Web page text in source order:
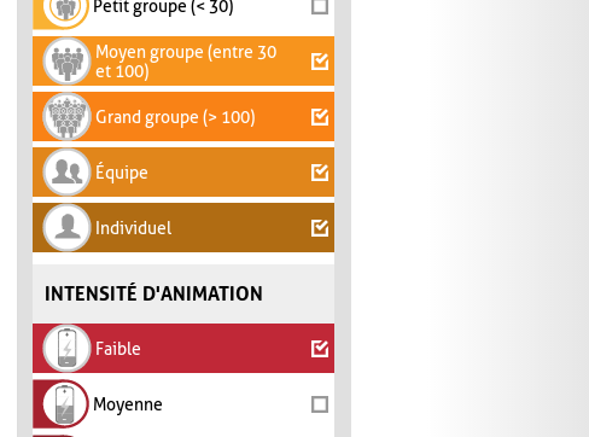
Petit groupe (< 30)
Moyen groupe (entre 30
et 100)
Grand groupe (> 100)
Équipe
Individuel
INTENSITÉ D'ANIMATION
Faible
Moyenne